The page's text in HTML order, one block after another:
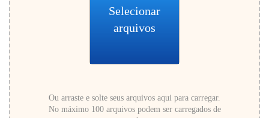
Selecionar
arquivos
Ou arraste e solte seus arquivos aqui para carregar.
No máximo 100 arquivos podem ser carregados de